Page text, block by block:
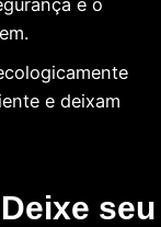
e deixam
seu